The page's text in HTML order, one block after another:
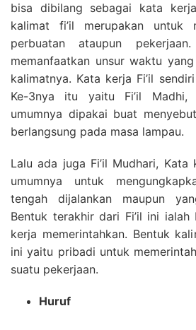
bisa dibilang sebagai kata
kalimat fi’il merupakan untuk
perbuatan ataupun
memanfaatkan unsur waktu
kalimatnya. Kata kerja Fi’il
Ke-3nya itu yaitu Fi’il
umumnya dipakai buat
berlangsung pada masa lampau.
Lalu ada juga Fi’il Mudhari,
umumnya untuk
tengah dijalankan maupun
Bentuk terakhir dari Fi’il ini ialah
kerja memerintahkan. Bentuk
ini yaitu pribadi untuk
suatu pekerjaan.
Huruf